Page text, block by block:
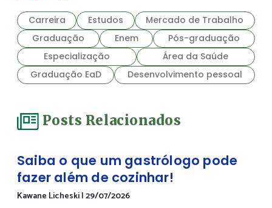
Carreira Estudos
Mercado de Trabalho
Graduação
Enem
Pós-graduação
Especialização
Área da Saúde
Graduação EaD
Desenvolvimento pessoal
Posts Relacionados
Saiba o que um gastrólogo pode
fazer além de cozinhar!
Kawane Licheski|29/07/2026